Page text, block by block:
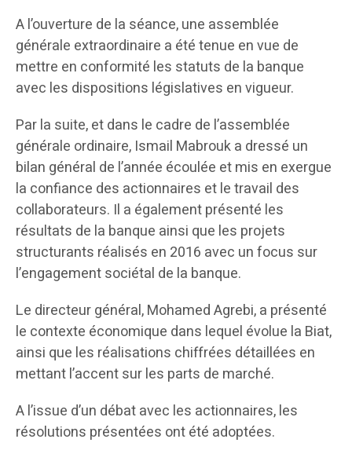
A l’ouverture de la séance, une assemblée
générale extraordinaire a été tenue en vue de
mettre en conformité les statuts de la banque
avec les dispositions législatives en vigueur.
Par la suite, et dans le cadre de l’assemblée
générale ordinaire, Ismail Mabrouk a dressé un
bilan général de l’année écoulée et mis en exergue
la confiance des actionnaires et le travail des
collaborateurs. Il a également présenté les
résultats de la banque ainsi que les projets
structurants réalisés en 2016 avec un focus sur
l’engagement sociétal de la banque.
Le directeur général, Mohamed Agrebi, a présenté
le contexte économique dans lequel évolue la Biat,
ainsi que les réalisations chiffrées détaillées en
mettant l’accent sur les parts de marché.
A l’issue d’un débat avec les actionnaires, les
résolutions présentées ont été adoptées.